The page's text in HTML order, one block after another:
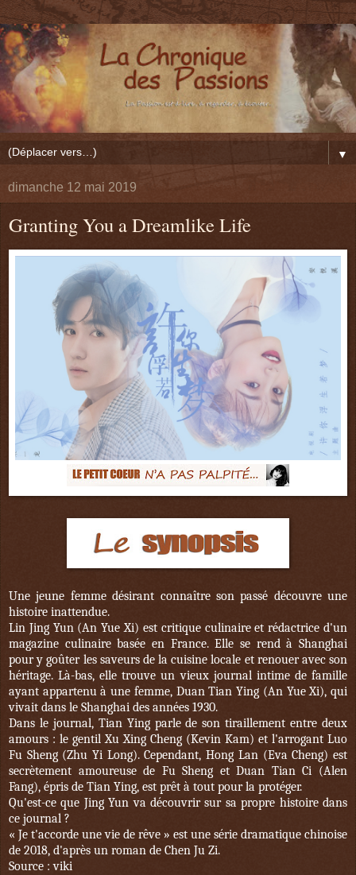
▼
dimanche 12 mai 2019
Granting You a Dreamlike Life
Une jeune femme désirant connaître son passé découvre une
histoire inattendue.
Lin Jing Yun (An Yue Xi) est critique culinaire et rédactrice d'un
magazine culinaire basée en France. Elle se rend à Shanghai
pour y goûter les saveurs de la cuisine locale et renouer avec son
héritage. Là-bas, elle trouve un vieux journal intime de famille
ayant appartenu à une femme, Duan Tian Ying (An Yue Xi), qui
vivait dans le Shanghai des années 1930.
Dans le journal, Tian Ying parle de son tiraillement entre deux
amours : le gentil Xu Xing Cheng (Kevin Kam) et l'arrogant Luo
Fu Sheng (Zhu Yi Long). Cependant, Hong Lan (Eva Cheng) est
secrètement amoureuse de Fu Sheng et Duan Tian Ci (Alen
Fang), épris de Tian Ying, est prêt à tout pour la protéger.
Qu'est-ce que Jing Yun va découvrir sur sa propre histoire dans
ce journal ?
« Je t'accorde une vie de rêve » est une série dramatique chinoise
de 2018, d'après un roman de Chen Ju Zi.
Source : viki